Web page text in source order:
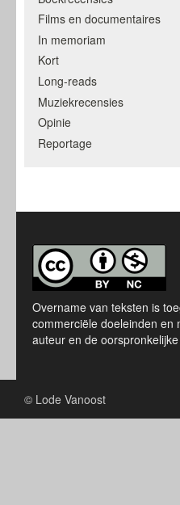
Films en documentaires
In memoriam
Kort
Long-reads
Muziekrecensies
Opinie
Reportage
Overname van teksten is
commerciële doeleinden en
auteur en de
© Lode Vanoost